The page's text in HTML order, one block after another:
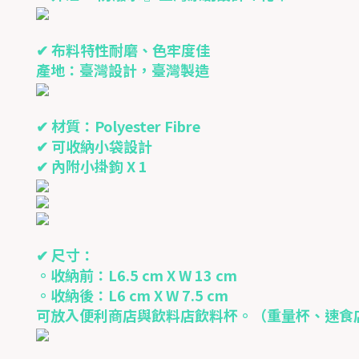
✔ 布料特性耐磨、色牢度佳
產地：臺灣設計，臺灣製造
✔ 材質：Polyester Fibre
✔ 可收納小袋設計
✔ 內附小掛鉤 X 1
✔ 尺寸：
。收納前：L6.5 cm X W 13 cm
。收納後：L6 cm X W 7.5 cm
可放入便利商店與飲料店飲料杯。（重量杯、速食